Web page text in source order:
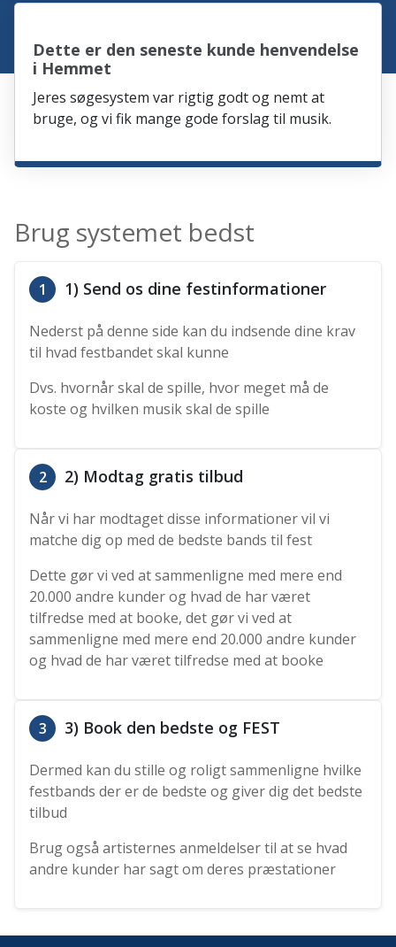
Dette er den seneste kunde henvendelse
i Hemmet
Jeres søgesystem var rigtig godt og nemt at
bruge, og vi fik mange gode forslag til musik.
Brug systemet bedst
1 1) Send os dine festinformationer
Nederst på denne side kan du indsende dine krav
til hvad festbandet skal kunne
Dvs. hvornår skal de spille, hvor meget må de
koste og hvilken musik skal de spille
2 2) Modtag gratis tilbud
Når vi har modtaget disse informationer vil vi
matche dig op med de bedste bands til fest
Dette gør vi ved at sammenligne med mere end
20.000 andre kunder og hvad de har været
tilfredse med at booke, det gør vi ved at
sammenligne med mere end 20.000 andre kunder
og hvad de har været tilfredse med at booke
3 3) Book den bedste og FEST
Dermed kan du stille og roligt sammenligne hvilke
festbands der er de bedste og giver dig det bedste
tilbud
Brug også artisternes anmeldelser til at se hvad
andre kunder har sagt om deres præstationer